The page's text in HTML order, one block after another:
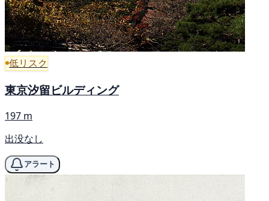
低リスク
東京汐留ビルディング
197 m
出没なし
アラート